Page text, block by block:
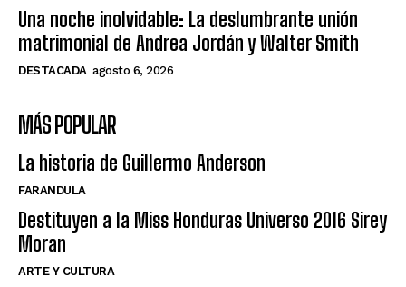
Una noche inolvidable: La deslumbrante unión
matrimonial de Andrea Jordán y Walter Smith
DESTACADA agosto 6, 2026
MÁS POPULAR
La historia de Guillermo Anderson
FARANDULA
Destituyen a la Miss Honduras Universo 2016 Sirey
Moran
ARTE Y CULTURA